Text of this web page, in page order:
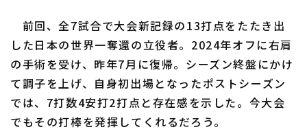
前回、全7試合で大会新記録の13打点をたたき出
した日本の世界一奪還の立役者。2024年オフに右肩
の手術を受け、昨年7月に復帰。シーズン終盤にかけ
て調子を上げ、自身初出場となったポストシーズン
では、7打数4安打2打点と存在感を示した。今大会
でもその打棒を発揮してくれるだろう。